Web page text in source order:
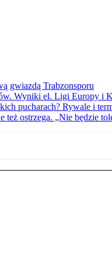
gwiazdą Trabzonsporu
Wyniki el. Ligi Europy i
pucharach? Rywale i
też ostrzega. „Nie będzie